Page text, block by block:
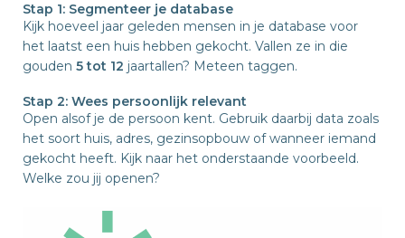
Stap 1: Segmenteer je database
Kijk hoeveel jaar geleden mensen in je database voor
het laatst een huis hebben gekocht. Vallen ze in die
gouden 5 tot 12 jaartallen? Meteen taggen.
Stap 2: Wees persoonlijk relevant
Open alsof je de persoon kent. Gebruik daarbij data zoals
het soort huis, adres, gezinsopbouw of wanneer iemand
gekocht heeft. Kijk naar het onderstaande voorbeeld.
Welke zou jij openen?